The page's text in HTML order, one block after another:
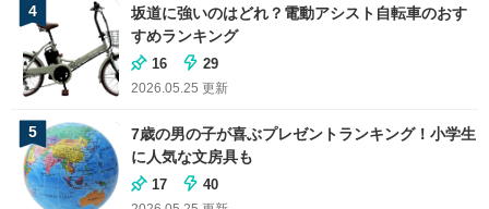
4
坂道に強いのはどれ？電動アシスト自転車のおす
すめランキング
16 29
2026.05.25 更新
5
7歳の男の子が喜ぶプレゼントランキング！小学生
に人気な文房具も
17 40